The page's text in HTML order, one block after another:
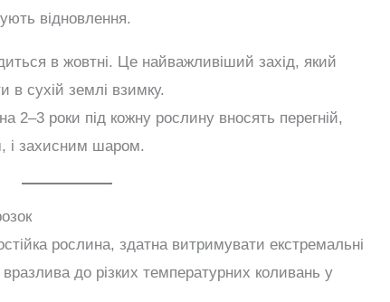
відновлення.
в жовтні. Це найважливіший захід, який
в сухій землі взимку.
2–3 роки під кожну рослину вносять перегній,
і захисним шаром.
рослина, здатна витримувати екстремальні
до різких температурних коливань у